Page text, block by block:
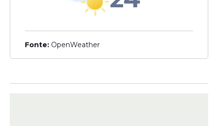
forma de afastar o pobre'
Religião
Pai de santo se converte
batismo do filho
Fonte: OpenWeather